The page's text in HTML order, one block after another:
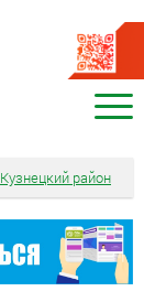
Кузнецкий район